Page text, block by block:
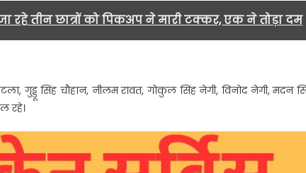
रहे तीन छात्रों को पिकअप ने मारी टक्कर, एक ने तोड़ा दम
गुड्डू सिंह चौहान, नीलम रावत, गोकुल सिंह नेगी, विनोद नेगी, मदन
रहे।